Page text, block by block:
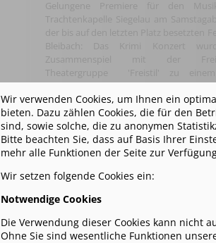
Gelungene Premiere für den
Trachtenkapelle Siegelau am
der bis auf den letzten Platz besetzten
Bleibach: Das Krimi Konzert
Zusammenspiel mit der
Theatergruppe 'Freistil' zu einem
besonderen Erlebnis. Musik und
gingen beim Stück 'Der Tote mit der
fließend ineinander über und die
Kriminalgeschichte mit
Szenenwechsel sorgte für Spannung
Schluss. Die Abstimmung mit dem
passte perfekt und so
unterhaltsames und
Gesamterlebnis. Im Mittelpunkt
umfangreiche Ermittlungen und
Schreckmoment sorgten kurz vor der
Wir verwenden Cookies, um Ihnen ein
bieten. Dazu zählen Cookies, die für den
sind, sowie solche, die zu anonymen
Bitte beachten Sie, dass auf Basis Ihrer
mehr alle Funktionen der Seite zur
Wir setzen folgende Cookies ein:
Notwendige Cookies
Die Verwendung dieser Cookies kann nicht
Ohne Sie sind wesentliche Funktionen